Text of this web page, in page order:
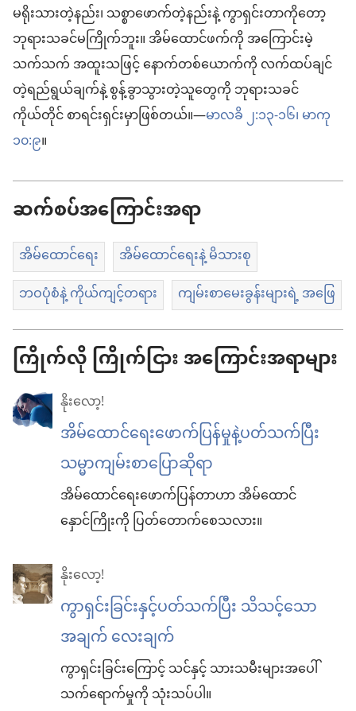
မရိုးသားတဲ့နည်း၊ သစ္စာဖောက်တဲ့နည်းနဲ့ ကွာရှင်းတာကိုတော့
ဘုရားသခင်မကြိုက်ဘူး။ အိမ်ထောင်ဖက်ကို အကြောင်းမဲ့
သက်သက် အထူးသဖြင့် နောက်တစ်ယောက်ကို လက်ထပ်ချင်
တဲ့ရည်ရွယ်ချက်နဲ့ စွန့်ခွာသွားတဲ့သူတွေကို ဘုရားသခင်
ကိုယ်တိုင် စာရင်းရှင်းမှာဖြစ်တယ်။—မာလခိ ၂:၁၃-၁၆၊မာကု
၁၀:၉။
ဆက်စပ်အကြောင်းအရာ
အိမ်ထောင်ရေး
အိမ်ထောင်ရေးနဲ့ မိသားစု
ဘဝပုံစံနဲ့ ကိုယ်ကျင့်တရား
ကျမ်းစာမေးခွန်းများရဲ့ အဖြေ
ကြိုက်လို ကြိုက်ငြား အကြောင်းအရာများ
နိုးလော့!
အိမ်ထောင်ရေးဖောက်ပြန်မှုနဲ့ပတ်သက်ပြီး
သမ္မာကျမ်းစာပြောဆိုရာ
အိမ်ထောင်ရေးဖောက်ပြန်တာဟာ အိမ်ထောင်
နှောင်ကြိုးကို ပြတ်တောက်စေသလား။
နိုးလော့!
ကွာရှင်းခြင်းနှင့်ပတ်သက်ပြီး သိသင့်သော
အချက် လေးချက်
ကွာရှင်းခြင်းကြောင့် သင်နှင့် သားသမီးများအပေါ်
သက်ရောက်မှုကို သုံးသပ်ပါ။